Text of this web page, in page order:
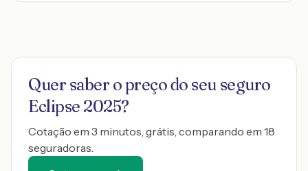
Quer saber o preço do seu seguro
Eclipse 2025?
Cotação em 3 minutos, grátis, comparando em 18
seguradoras.